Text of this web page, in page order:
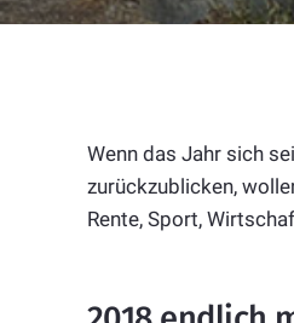
Wenn das Jahr sich
zurückzublicken,
Rente, Sport,